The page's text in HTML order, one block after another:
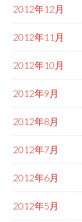
2012年12月
2012年11月
2012年10月
2012年9月
2012年8月
2012年7月
2012年6月
2012年5月